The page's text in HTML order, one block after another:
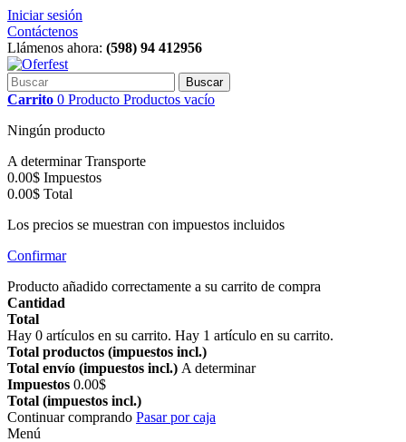
Iniciar sesión
Contáctenos
Llámenos ahora: (598) 94 412956
Buscar
Carrito 0 Producto Productos vacío
Ningún producto
A determinarTransporte
0.00$ Impuestos
0.00$ Total
Los precios se muestran con impuestos incluidos
Confirmar
Producto añadido correctamente a su carrito de compra
Cantidad
Total
Hay 0 artículos en su carrito. Hay 1 artículo en su carrito.
Total productos (impuestos incl.)
Total envío (impuestos incl.) A determinar
Impuestos 0.00$
Total (impuestos incl.)
Continuar comprando Pasar por caja
Menú